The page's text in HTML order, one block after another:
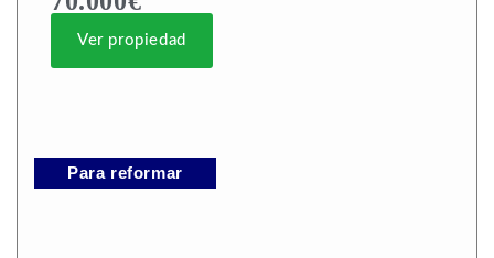
Ver propiedad
Para reformar